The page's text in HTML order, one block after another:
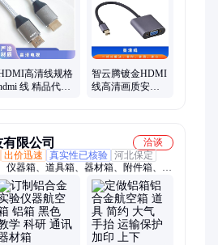
高清线规格
线 精品代工
智云腾镀金HDMI
线高清画质安全
限公司
洽谈
出价迅速 真实性已核验 河北保定
仪器箱、道具箱、器材箱、附件箱、收
电子仪表箱、实验仪器包装箱、消防器
作业箱、勘测仪器包装箱、仪器仪表
具箱、服装道具箱、运输储备箱、通讯
合金航空箱、产品展示箱、物资器材箱